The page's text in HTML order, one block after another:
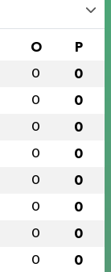
O P
0 0
0 0
0 0
0 0
0 0
0 0
0 0
0 0